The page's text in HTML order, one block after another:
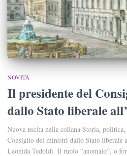
NOVITÀ
Il presidente del
dallo Stato liberale
Nuova uscita nella collana Storia,
Consiglio dei ministri dallo Stato liberale
Leonida Tedoldi. Il ruolo “anomalo”, o